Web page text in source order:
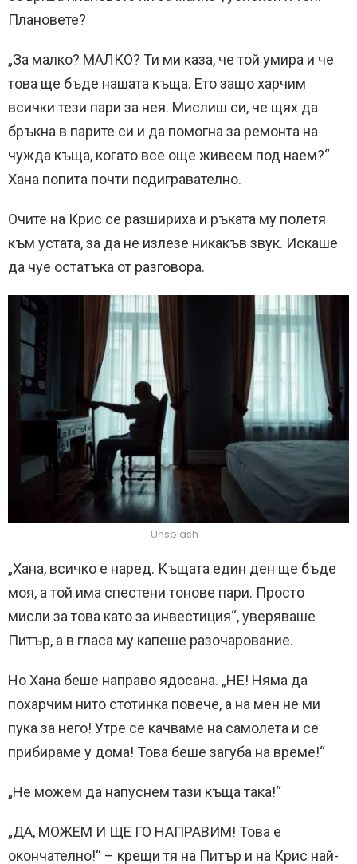
Плановете?
„За малко? МАЛКО? Ти ми каза, че той умира и че
това ще бъде нашата къща. Ето защо харчим
всички тези пари за нея. Мислиш си, че щях да
бръкна в парите си и да помогна за ремонта на
чужда къща, когато все още живеем под наем?“
Хана попита почти подигравателно.
Очите на Крис се разшириха и ръката му полетя
към устата, за да не излезе никакъв звук. Искаше
да чуе остатъка от разговора.
Unsplash
„Хана, всичко е наред. Къщата един ден ще бъде
моя, а той има спестени тонове пари. Просто
мисли за това като за инвестиция“, уверяваше
Питър, а в гласа му капеше разочарование.
Но Хана беше направо ядосана. „НЕ! Няма да
похарчим нито стотинка повече, а на мен не ми
пука за него! Утре се качваме на самолета и се
прибираме у дома! Това беше загуба на време!“
„Не можем да напуснем тази къща така!“
„ДА, МОЖЕМ И ЩЕ ГО НАПРАВИМ! Това е
окончателно!“ – крещи тя на Питър и на Крис най-